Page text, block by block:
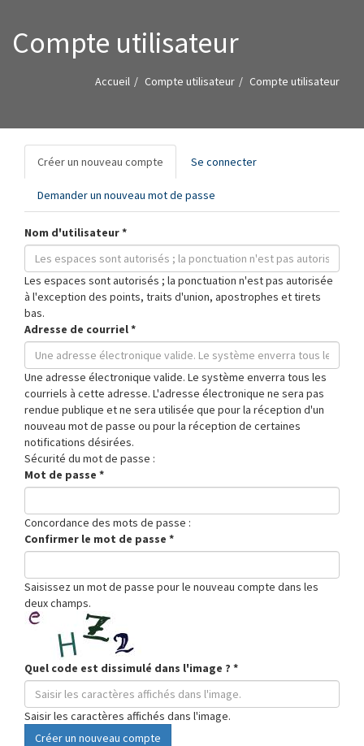
Compte utilisateur
Accueil Compte utilisateur Compte utilisateur
Onglets
principaux
Créer un nouveau compte (onglet
actif)
Se connecter
Demander un nouveau mot de passe
Nom d'utilisateur*
Les espaces sont autorisés ; la ponctuation n'est pas autorisée
à l'exception des points, traits d'union, apostrophes et tirets
bas.
Adresse de courriel*
Une adresse électronique valide. Le système enverra tous les
courriels à cette adresse. L'adresse électronique ne sera pas
rendue publique et ne sera utilisée que pour la réception d'un
nouveau mot de passe ou pour la réception de certaines
notifications désirées.
Sécurité du mot de passe :
Mot de passe *
Concordance des mots de passe :
Confirmer le mot de passe *
Saisissez un mot de passe pour le nouveau compte dans les
deux champs.
Quel code est dissimulé dans l'image ? *
Saisir les caractères affichés dans l'image.
Créer un nouveau compte